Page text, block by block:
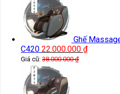
Ghế
C420 22.000.000 ₫
Giá cũ: 38.000.000₫